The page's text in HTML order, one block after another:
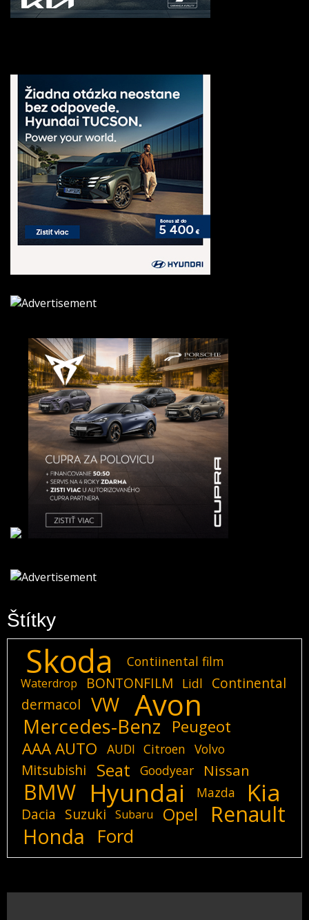
Štítky
Skoda Contiinental film
Waterdrop BONTONFILM Lidl
Continental
dermacol
VW Avon
Mercedes-Benz
Peugeot
AAA AUTO
AUDI Citroen Volvo
Mitsubishi Seat Goodyear Nissan
BMW Hyundai Mazda Kia
Dacia Suzuki Subaru Opel Renault
Honda Ford